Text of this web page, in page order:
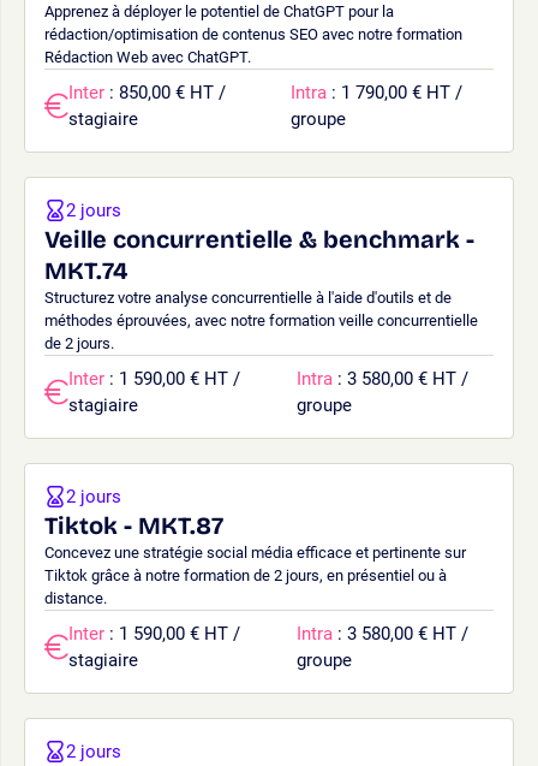
Apprenez à déployer le potentiel de ChatGPT pour la
rédaction/optimisation de contenus SEO avec notre formation
Rédaction Web avec ChatGPT.
Inter : 850,00 € HT /
stagiaire
Intra : 1 790,00 € HT /
groupe
Veille concurrentielle & benchmark -
MKT.74
Structurez votre analyse concurrentielle à l'aide d'outils et de
méthodes éprouvées, avec notre formation veille concurrentielle
de 2 jours.
2 jours
Inter : 1 590,00 € HT /
stagiaire
Intra : 3 580,00 € HT /
groupe
Tiktok - MKT.87
Concevez une stratégie social média efficace et pertinente sur
Tiktok grâce à notre formation de 2 jours, en présentiel ou à
distance.
2 jours
Inter : 1 590,00 € HT /
stagiaire
Intra : 3 580,00 € HT /
groupe
2 jours